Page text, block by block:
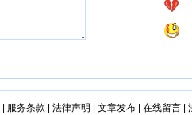
服务条款 法律声明 文章发布| 在线留言|